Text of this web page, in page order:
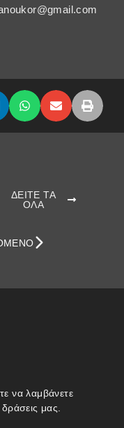
ΔΕΙΤΕ ΤΑ
ΟΛΑ
να λαμβάνετε
μας.